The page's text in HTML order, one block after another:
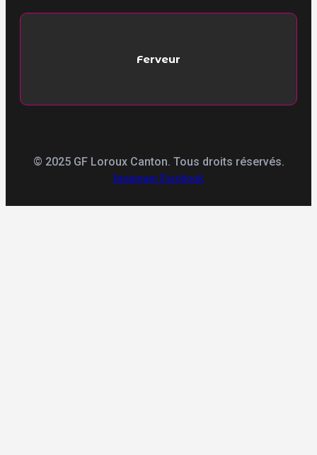
Ferveur
© 2025 GF Loroux Canton. Tous droits réservés.
Instagram Facebook